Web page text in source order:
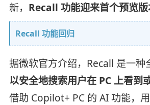
新， Recall 功能迎来首个预览
Recall 功能回归
据微软官方介绍，Recall 是一种
以安全地搜索用户在 PC 上看到
借助 Copilot+ PC 的 AI 功能，